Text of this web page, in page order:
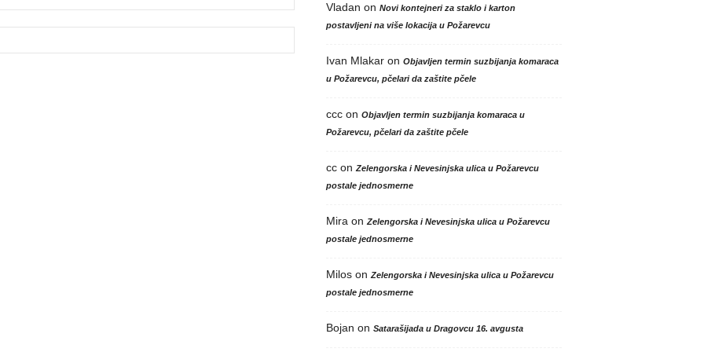
Vladan on Novi kontejneri za staklo i karton
postavljeni na više lokacija u Požarevcu
Ivan Mlakaron Objavljen termin suzbijanja komaraca
u Požarevcu, pčelari da zaštite pčele
cccon Objavljen termin suzbijanja komaraca u
Požarevcu, pčelari da zaštite pčele
ccon Zelengorska i Nevesinjska ulica u Požarevcu
postale jednosmerne
Mira on Zelengorska i Nevesinjska ulica u Požarevcu
postale jednosmerne
Miloson Zelengorska i Nevesinjska ulica u Požarevcu
postale jednosmerne
Bojan on Satarašijada u Dragovcu 16. avgusta